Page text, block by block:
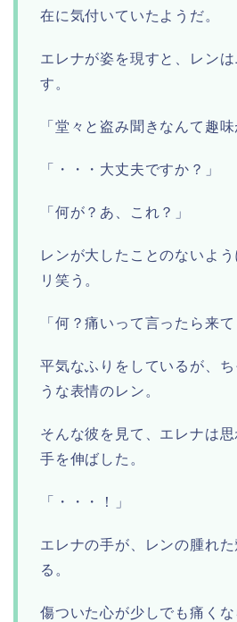
在に気付いていたようだ。
エレナが姿を現すと、レン
す。
「堂々と盗み聞きなんて趣味
「・・・大丈夫ですか？」
「何が？あ、これ？」
レンが大したことのないよ
リ笑う。
「何？痛いって言ったら来
平気なふりをしているが、
うな表情のレン。
そんな彼を見て、エレナは
手を伸ばした。
「・・・！」
エレナの手が、レンの腫れ
る。
傷ついた心が少しでも痛く